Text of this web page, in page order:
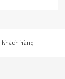
khách hàng